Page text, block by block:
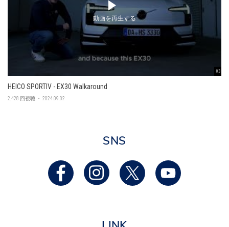
03:45
動画を再生する
HEICO SPORTIV - EX30 Walkaround
2,428 回視聴 ・ 2024.09.02
SNS